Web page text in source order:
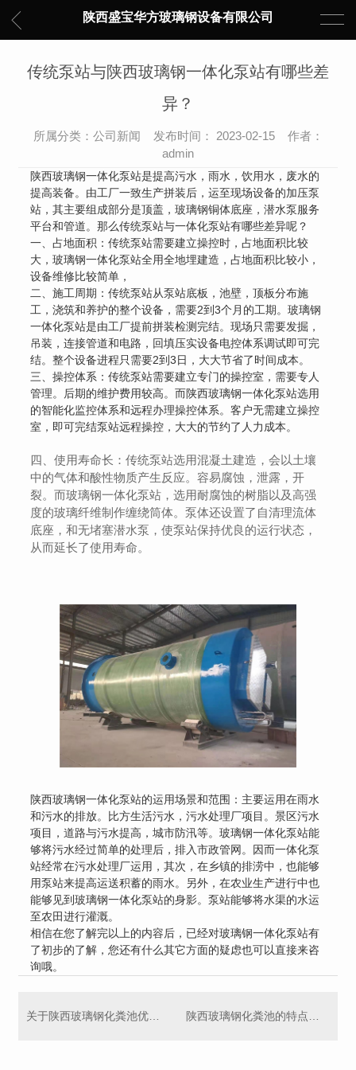
陕西盛宝华方玻璃钢设备有限公司
传统泵站与陕西玻璃钢一体化泵站有哪些差
异？
所属分类：公司新闻 发布时间： 2023-02-15 作者：
admin
陕西玻璃钢一体化泵站是提高污水，雨水，饮用水，废水的
提高装备。由工厂一致生产拼装后，运至现场设备的加压泵
站，其主要组成部分是顶盖，玻璃钢铜体底座，潜水泵服务
平台和管道。那么传统泵站与一体化泵站有哪些差异呢？
一、占地面积：传统泵站需要建立操控时，占地面积比较
大，玻璃钢一体化泵站全用全地埋建造，占地面积比较小，
设备维修比较简单，
二、施工周期：传统泵站从泵站底板，池壁，顶板分布施
工，浇筑和养护的整个设备，需要2到3个月的工期。玻璃钢
一体化泵站是由工厂提前拼装检测完结。现场只需要发掘，
吊装，连接管道和电路，回填压实设备电控体系调试即可完
结。整个设备进程只需要2到3日，大大节省了时间成本。
三、操控体系：传统泵站需要建立专门的操控室，需要专人
管理。后期的维护费用较高。而陕西玻璃钢一体化泵站选用
的智能化监控体系和远程办理操控体系。客户无需建立操控
室，即可完结泵站远程操控，大大的节约了人力成本。
四、使用寿命长：传统泵站选用混凝土建造，会以土壤
中的气体和酸性物质产生反应。容易腐蚀，泄露，开
裂。而玻璃钢一体化泵站，选用耐腐蚀的树脂以及高强
度的玻璃纤维制作缠绕筒体。泵体还设置了自清理流体
底座，和无堵塞潜水泵，使泵站保持优良的运行状态，
从而延长了使用寿命。
陕西玻璃钢一体化泵站的运用场景和范围：主要运用在雨水
和污水的排放。比方生活污水，污水处理厂项目。景区污水
项目，道路与污水提高，城市防汛等。玻璃钢一体化泵站能
够将污水经过简单的处理后，排入市政管网。因而一体化泵
站经常在污水处理厂运用，其次，在乡镇的排涝中，也能够
用泵站来提高运送积蓄的雨水。另外，在农业生产进行中也
能够见到玻璃钢一体化泵站的身影。泵站能够将水渠的水运
至农田进行灌溉。
相信在您了解完以上的内容后，已经对玻璃钢一体化泵站有
了初步的了解，您还有什么其它方面的疑虑也可以直接来咨
询哦。
关于陕西玻璃钢化粪池优势你了解多少 陕西玻璃钢化粪池的特点详解